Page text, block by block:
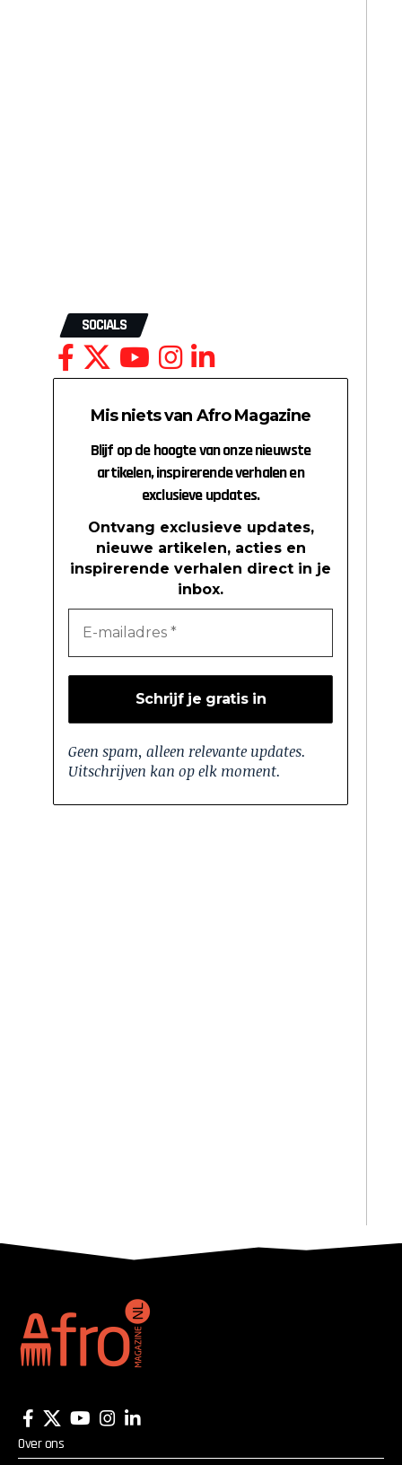
SOCIALS
Mis niets van Afro Magazine
Blijf op de hoogte van onze nieuwste
artikelen, inspirerende verhalen en
exclusieve updates.
Ontvang exclusieve updates,
nieuwe artikelen, acties en
inspirerende verhalen direct in je
inbox.
Geen spam, alleen relevante updates.
Uitschrijven kan op elk moment.
Over ons